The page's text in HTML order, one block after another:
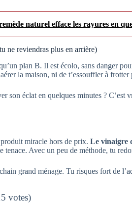
naturel efface les rayures en
ne reviendras plus en arrière)
plan B. Il est écolo, sans danger
la maison, ni de t’essouffler à frotter
son éclat en quelques minutes ? C’est
miracle hors de prix. Le vinaigre
tenace. Avec un peu de méthode, tu
grand ménage. Tu risques fort de
votes)